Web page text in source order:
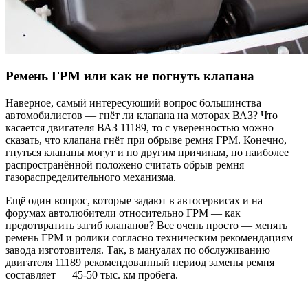
Ремень ГРМ или как не погнуть клапана
Наверное, самый интересующий вопрос большинства
автомобилистов — гнёт ли клапана на моторах ВАЗ? Что
касается двигателя ВАЗ 11189, то с уверенностью можно
сказать, что клапана гнёт при обрыве ремня ГРМ. Конечно,
гнуться клапаны могут и по другим причинам, но наиболее
распространённой положено считать обрыв ремня
газораспределительного механизма.
Ещё один вопрос, которые задают в автосервисах и на
форумах автолюбители относительно ГРМ — как
предотвратить загиб клапанов? Все очень просто — менять
ремень ГРМ и ролики согласно техническим рекомендациям
завода изготовителя. Так, в мануалах по обслуживанию
двигателя 11189 рекомендованный период замены ремня
составляет — 45-50 тыс. км пробега.